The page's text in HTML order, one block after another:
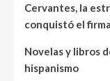
Cervantes, la
conquistó el
Novelas y libros
hispanismo